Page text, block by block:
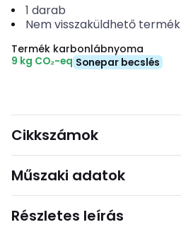
1 darab
Nem visszaküldhető termék
Termék karbonlábnyoma
9 kg CO₂-eq Sonepar becslés
Cikkszámok
Műszaki adatok
Részletes leírás